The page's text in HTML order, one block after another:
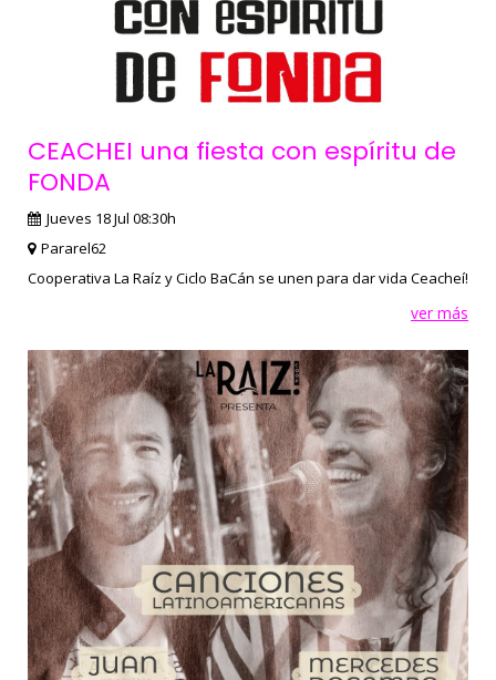
CEACHEI una fiesta con espíritu de
FONDA
Jueves 18 Jul 08:30h
Pararel62
Cooperativa La Raíz y Ciclo BaCán se unen para dar vida Ceacheí!
ver más